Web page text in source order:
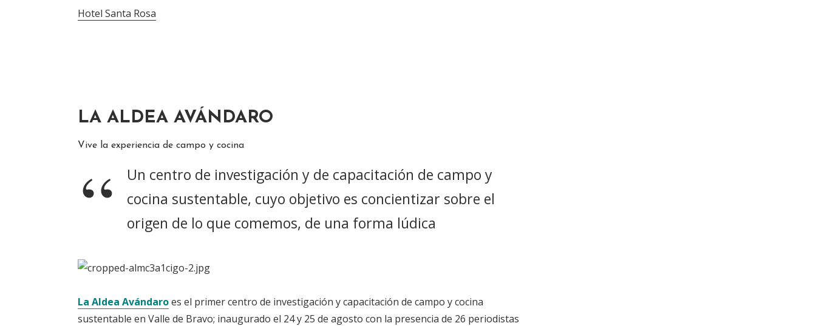
Hotel Santa Rosa
LA ALDEA AVÁNDARO
Vive la experiencia de campo y cocina
Un centro de investigación y de capacitación de campo y
cocina sustentable, cuyo objetivo es concientizar sobre el
origen de lo que comemos, de una forma lúdica
La Aldea Avándaroes el primer centro de investigación y capacitación de campo y cocina
sustentable en Valle de Bravo; inaugurado el 24 y 25 de agosto con la presencia de 26 periodistas